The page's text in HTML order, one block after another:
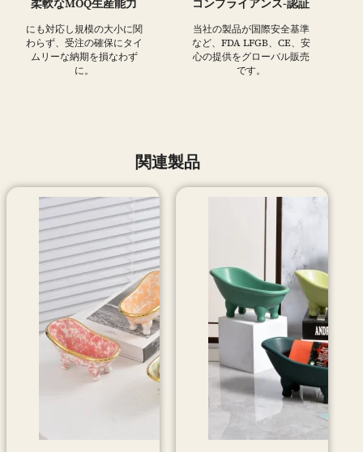
柔軟なMOQ生産能力
にも対応し規模の大小に関
わらず、受注の確保にタイ
ムリーな納期を損なわず
に。
コンプライアンス-認証
当社の製品が国際安全基準
など、FDA LFGB、CE、安
心の提供をグローバル販売
です。
関連製品